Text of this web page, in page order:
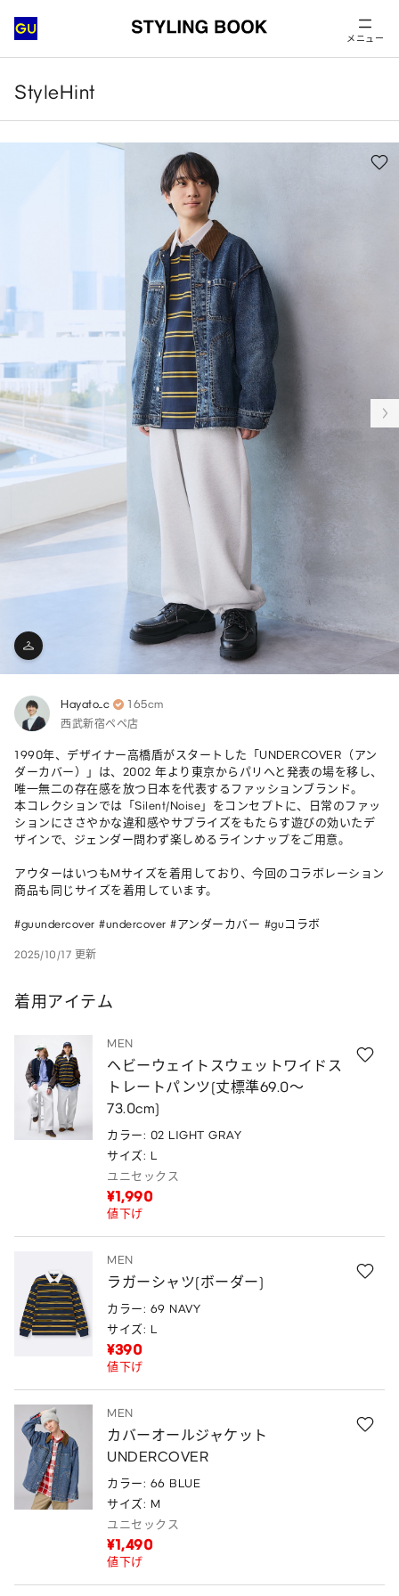
メニュー
StyleHint
Hayato_c 165cm
西武新宿ペペ店
1990年、デザイナー高橋盾がスタートした「UNDERCOVER（アン
ダーカバー）」は、2002 年より東京からパリへと発表の場を移し、
唯一無二の存在感を放つ日本を代表するファッションブランド。
本コレクションでは「Silent/Noise」をコンセプトに、日常のファッ
ションにささやかな違和感やサプライズをもたらす遊びの効いたデ
ザインで、ジェンダー問わず楽しめるラインナップをご用意。
アウターはいつもMサイズを着用しており、今回のコラボレーション
商品も同じサイズを着用しています。
#guundercover #undercover #アンダーカバー #guコラボ
2025/10/17 更新
着用アイテム
MEN
ヘビーウェイトスウェットワイドス
トレートパンツ(丈標準69.0～
73.0cm)
カラー: 02 LIGHT GRAY
サイズ: L
ユニセックス
¥1,990
値下げ
MEN
ラガーシャツ(ボーダー)
カラー: 69 NAVY
サイズ: L
¥390
値下げ
MEN
カバーオールジャケット
UNDERCOVER
カラー: 66 BLUE
サイズ: M
ユニセックス
¥1,490
値下げ